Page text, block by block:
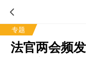
专题
法官两会频